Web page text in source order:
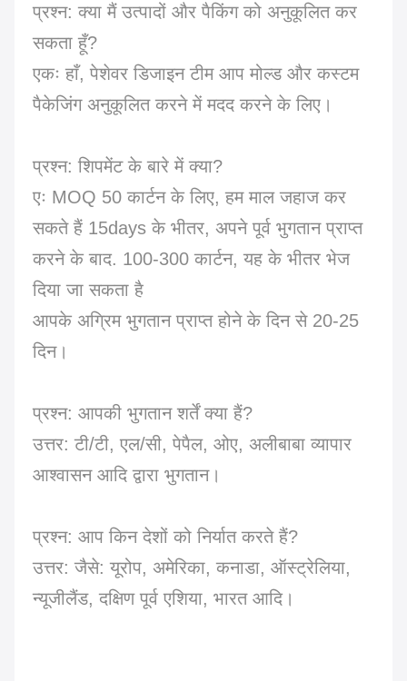
प्रश्न: क्या मैं उत्पादों और पैकिंग को अनुकूलित कर
सकता हूँ?
एकः हाँ, पेशेवर डिजाइन टीम आप मोल्ड और कस्टम
पैकेजिंग अनुकूलित करने में मदद करने के लिए।
प्रश्न: शिपमेंट के बारे में क्या?
एः MOQ 50 कार्टन के लिए, हम माल जहाज कर
सकते हैं 15days के भीतर, अपने पूर्व भुगतान प्राप्त
करने के बाद. 100-300 कार्टन, यह के भीतर भेज
दिया जा सकता है
आपके अग्रिम भुगतान प्राप्त होने के दिन से 20-25
दिन।
प्रश्न: आपकी भुगतान शर्तें क्या हैं?
उत्तर: टी/टी, एल/सी, पेपैल, ओए, अलीबाबा व्यापार
आश्वासन आदि द्वारा भुगतान।
प्रश्न: आप किन देशों को निर्यात करते हैं?
उत्तर: जैसे: यूरोप, अमेरिका, कनाडा, ऑस्ट्रेलिया,
न्यूजीलैंड, दक्षिण पूर्व एशिया, भारत आदि।